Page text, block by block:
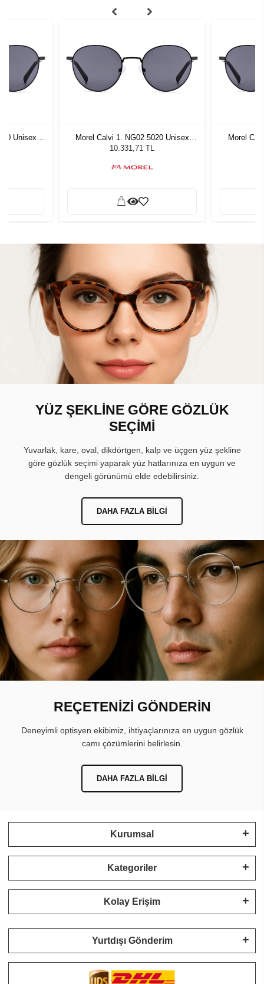
Unisex
Morel Calvi 1. NG02 5020 Unisex
Güneş Gözlüğü
10.331,71 TL
Morel
YÜZ ŞEKLİNE GÖRE GÖZLÜK
SEÇİMİ
Yuvarlak, kare, oval, dikdörtgen, kalp ve üçgen yüz şekline
göre gözlük seçimi yaparak yüz hatlarınıza en uygun ve
dengeli görünümü elde edebilirsiniz.
DAHA FAZLA BILGI
REÇETENİZİ GÖNDERİN
Deneyimli optisyen ekibimiz, ihtiyaçlarınıza en uygun gözlük
camı çözümlerini belirlesin.
DAHA FAZLA BILGI
Kurumsal
Kategoriler
Kolay Erişim
Yurtdışı Gönderim